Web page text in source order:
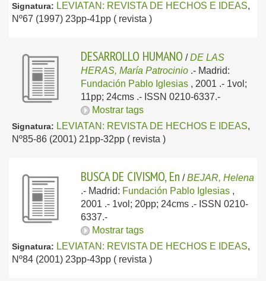
Signatura: LEVIATAN: REVISTA DE HECHOS E IDEAS,
Nº67 (1997) 23pp-41pp ( revista )
DESARROLLO HUMANO /DE LAS
HERAS, María Patrocinio .- Madrid:
Fundación Pablo Iglesias , 2001 .- 1vol;
11pp; 24cms .- ISSN 0210-6337.-
Mostrar tags
Signatura: LEVIATAN: REVISTA DE HECHOS E IDEAS,
Nº85-86 (2001) 21pp-32pp ( revista )
BUSCA DE CIVISMO, En /BEJAR, Helena
.- Madrid: Fundación Pablo Iglesias ,
2001 .- 1vol; 20pp; 24cms .- ISSN 0210-
6337.-
Mostrar tags
Signatura: LEVIATAN: REVISTA DE HECHOS E IDEAS,
Nº84 (2001) 23pp-43pp ( revista )